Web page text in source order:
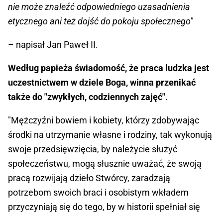
nie może znaleźć odpowiedniego uzasadnienia
etycznego ani też dojść do pokoju społecznego"
– napisał Jan Paweł II.
Według papieża świadomość, że praca ludzka jest
uczestnictwem w dziele Boga, winna przenikać
także do "zwykłych, codziennych zajęć".
"Mężczyźni bowiem i kobiety, którzy zdobywając
środki na utrzymanie własne i rodziny, tak wykonują
swoje przedsięwzięcia, by należycie służyć
społeczeństwu, mogą słusznie uważać, że swoją
pracą rozwijają dzieło Stwórcy, zaradzają
potrzebom swoich braci i osobistym wkładem
przyczyniają się do tego, by w historii spełniał się